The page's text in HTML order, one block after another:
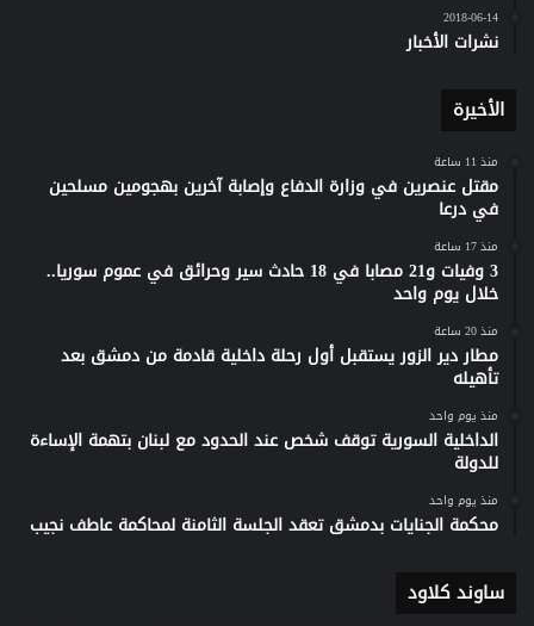
2018-06-14
نشرات الأخبار
الأخيرة
منذ 11 ساعة
مقتل عنصرين في وزارة الدفاع وإصابة آخرين بهجومين مسلحين
في درعا
منذ 17 ساعة
3 وفيات و21 مصابا في 18 حادث سير وحرائق في عموم سوريا..
خلال يوم واحد
منذ 20 ساعة
مطار دير الزور يستقبل أول رحلة داخلية قادمة من دمشق بعد
تأهيله
منذ يوم واحد
الداخلية السورية توقف شخص عند الحدود مع لبنان بتهمة الإساءة
للدولة
منذ يوم واحد
محكمة الجنايات بدمشق تعقد الجلسة الثامنة لمحاكمة عاطف نجيب
ساوند كلاود